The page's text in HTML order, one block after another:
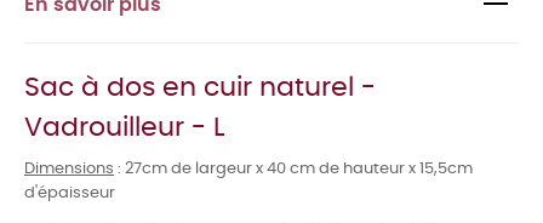
En savoir plus
Sac à dos en cuir naturel -
Vadrouilleur - L
Dimensions : 27cm de largeur x 40 cm de hauteur x 15,5cm
d'épaisseur